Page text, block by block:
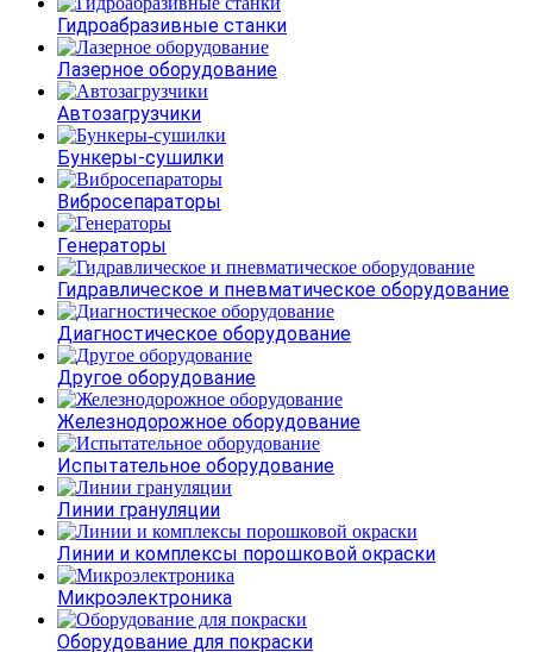
Гидроабразивные станки
Лазерное оборудование
Автозагрузчики
Бункеры-сушилки
Вибросепараторы
Генераторы
Гидравлическое и пневматическое оборудование
Диагностическое оборудование
Другое оборудование
Железнодорожное оборудование
Испытательное оборудование
Линии грануляции
Линии и комплексы порошковой окраски
Микроэлектроника
Оборудование для покраски